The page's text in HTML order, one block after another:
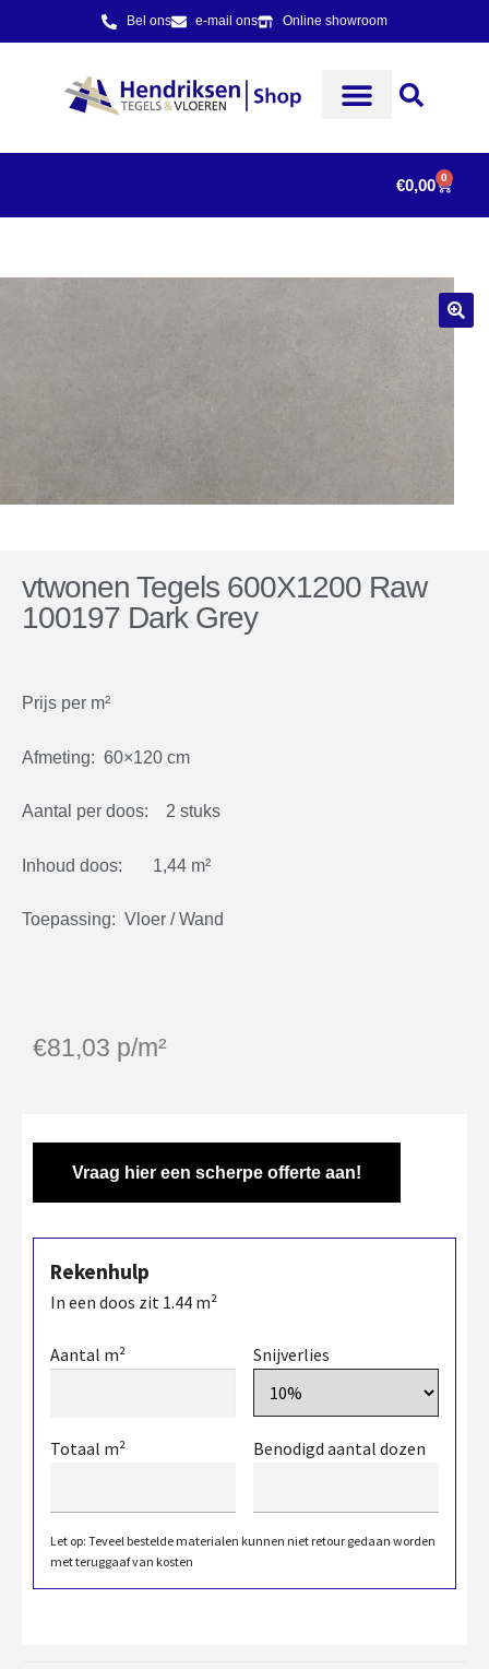
Bel ons e-mail ons Online showroom
€0,00 0
vtwonen Tegels 600X1200 Raw
100197 Dark Grey
Prijs per m²
Afmeting: 60×120 cm
Aantal per doos: 2 stuks
Inhoud doos: 1,44 m²
Toepassing: Vloer / Wand
€81,03 p/m²
Vraag hier een scherpe offerte aan!
Rekenhulp
In een doos zit 1.44 m²
Aantal m² Snijverlies
Totaal m² Benodigd aantal dozen
Let op: Teveel bestelde materialen kunnen niet retour gedaan worden
met teruggaaf van kosten